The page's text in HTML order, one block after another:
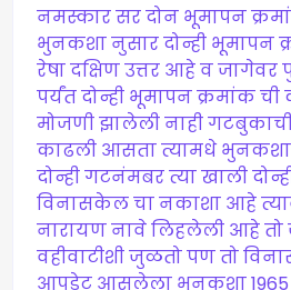
नमस्कार सर दोन भूमापन
भुनकशा नुसार दोन्ही भूमापन
रेषा दक्षिण उत्तर आहे व
पर्यंत दोन्ही भूमापन क्रमांक ची
मोजणी झालेली नाही
काढली आसता त्यामधे
दोन्ही गटनंमबर त्या खाली
विनासकेल चा नकाशा आहे
नारायण नावे लिहलेली आहे तो
वहीवाटीशी जुळतो पण तो
आपडेट आसलेला भुनकशा 1965